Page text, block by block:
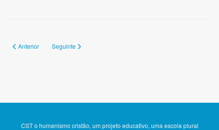
Artigo anterior: 145
Anterior Artigo seguinte: 143
Seguinte
CST o humanismo cristão, um projeto educativo, uma escola plural